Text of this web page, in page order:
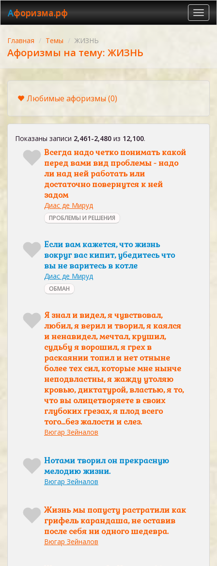
Афоризма.рф
Главная Темы ЖИЗНЬ
Афоризмы на тему: ЖИЗНЬ
Любимые афоризмы (0)
Показаны записи 2,461-2,480 из 12,100.
Всегда надо четко понимать какой
перед вами вид проблемы - надо
ли над ней работать или
достаточно повернутся к ней
задом
Диас де Мируд
ПРОБЛЕМЫ И РЕШЕНИЯ
Если вам кажется, что жизнь
вокруг вас кипит, убедитесь что
вы не варитесь в котле
Диас де Мируд
ОБМАН
Я знал и видел, я чувствовал,
любил, я верил и творил, я каялся
и ненавидел, мечтал, крушил,
судьбу я ворошил, я грех в
раскаянии топил и нет отныне
более тех сил, которые мне нынче
неподвластны, я жажду утоляю
кровью, диктатурой, властью, я то,
что вы олицетворяете в своих
глубоких грезах, я плод всего
того...без жалости и слез.
Вюгар Зейналов
Нотами творил он прекрасную
мелодию жизни.
Вюгар Зейналов
Жизнь мы попусту растратили как
грифель карандаша, не оставив
после себя ни одного шедевра.
Вюгар Зейналов